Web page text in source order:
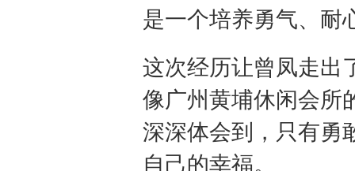
是一个培养勇气、耐
这次经历让曾凤走出
像广州黄埔休闲会所
深深体会到，只有勇
自己的幸福。